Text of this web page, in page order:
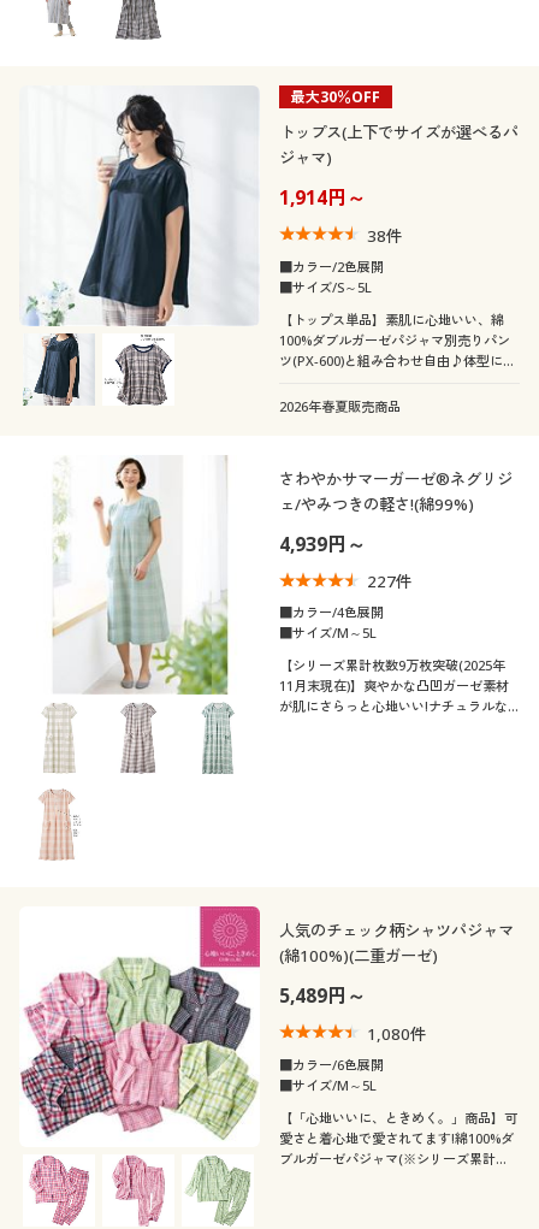
最大30％OFF
トップス(上下でサイズが選べるパ
ジャマ)
1,914円～
38件
■カラー/2色展開
■サイズ/S～5L
【トップス単品】素肌に心地いい、綿
100%ダブルガーゼパジャマ別売りパン
ツ(PX-600)と組み合わせ自由♪体型に合
い替え用にトップスだけ2枚欲しい…そ
2026年春夏販売商品
さわやかサマーガーゼ®ネグリジ
ェ/やみつきの軽さ!(綿99%)
4,939円～
227件
■カラー/4色展開
■サイズ/M～5L
【シリーズ累計枚数9万枚突破(2025年
11月末現在)】爽やかな凸凹ガーゼ素材
が肌にさらっと心地いい!ナチュラルな
人気のチェック柄シャツパジャマ
(綿100%)(二重ガーゼ)
5,489円～
1,080件
■カラー/6色展開
■サイズ/M～5L
【「心地いいに、ときめく。」商品】可
愛さと着心地で愛されてます!綿100%ダ
ブルガーゼパジャマ(※シリーズ累計販